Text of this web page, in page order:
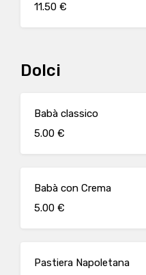
11.50 €
Dolci
Babà classico
5.00 €
Babà con Crema
5.00 €
Pastiera Napoletana